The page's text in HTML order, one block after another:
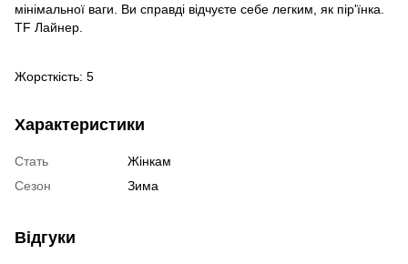
мінімальної ваги. Ви справді відчуєте себе легким, як пір'їнка.
TF Лайнер.
Жорсткість: 5
Характеристики
Стать
Жінкам
Сезон
Зима
Відгуки